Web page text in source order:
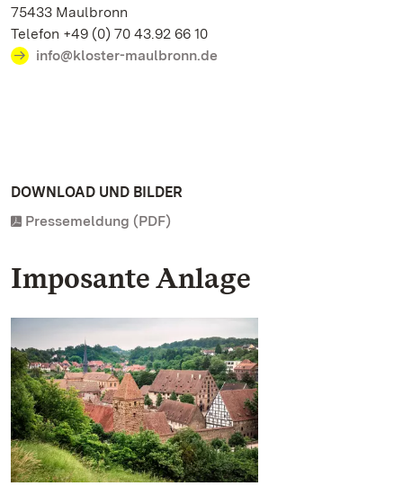
75433 Maulbronn
Telefon +49 (0) 70 43.92 66 10
info@kloster-maulbronn.de
DOWNLOAD UND BILDER
Pressemeldung (PDF)
Imposante Anlage